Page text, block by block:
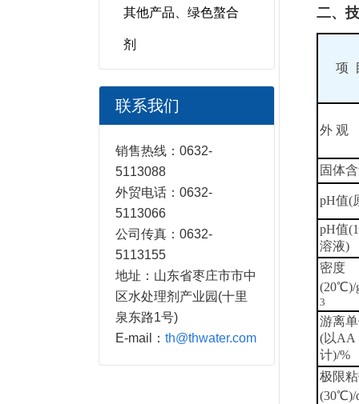
其他产品、绿色螯合
剂
联系我们
销售热线：0632-
5113088
外贸电话：0632-
5113066
公司传真：0632-
5113155
地址：山东省枣庄市市中
区水处理剂产业园(十里
泉东路1号)
E-mail： th@thwater.com
二、
项
外 观
固体
pH值(
pH值
溶液)
密度
(20℃)/
3
游离
(以AA
计)/%
极限
(30℃)/